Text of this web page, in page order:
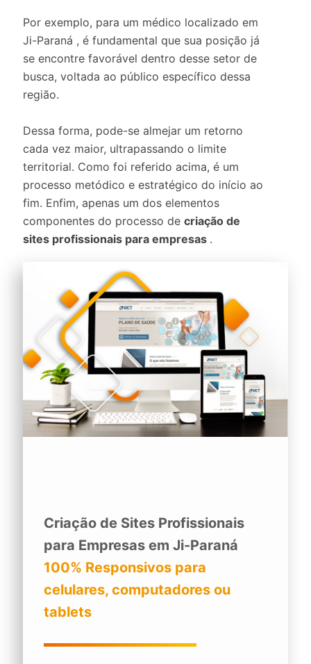
Por exemplo, para um médico localizado em
Ji-Paraná , é fundamental que sua posição já
se encontre favorável dentro desse setor de
busca, voltada ao público específico dessa
região.
Dessa forma, pode-se almejar um retorno
cada vez maior, ultrapassando o limite
territorial. Como foi referido acima, é um
processo metódico e estratégico do início ao
fim. Enfim, apenas um dos elementos
componentes do processo de criação de
sites profissionais para empresas .
Criação de Sites Profissionais
para Empresas em Ji-Paraná
100% Responsivos para
celulares, computadores ou
tablets